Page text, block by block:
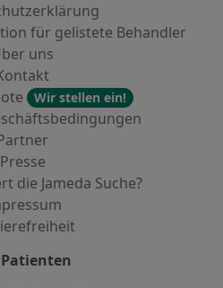
für gelistete Behandler
uns
Wir stellen ein!
Presse
die Jameda Suche?